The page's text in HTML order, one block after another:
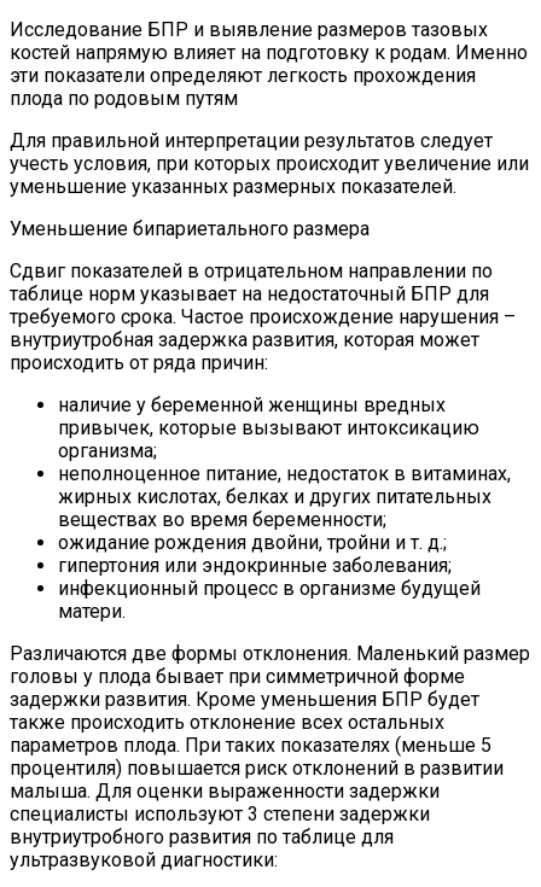
Исследование БПР и выявление размеров тазовых
костей напрямую влияет на подготовку к родам. Именно
эти показатели определяют легкость прохождения
плода по родовым путям
Для правильной интерпретации результатов следует
учесть условия, при которых происходит увеличение или
уменьшение указанных размерных показателей.
Уменьшение бипариетального размера
Сдвиг показателей в отрицательном направлении по
таблице норм указывает на недостаточный БПР для
требуемого срока. Частое происхождение нарушения –
внутриутробная задержка развития, которая может
происходить от ряда причин:
наличие у беременной женщины вредных
привычек, которые вызывают интоксикацию
организма;
неполноценное питание, недостаток в витаминах,
жирных кислотах, белках и других питательных
веществах во время беременности;
ожидание рождения двойни, тройни и т. д.;
гипертония или эндокринные заболевания;
инфекционный процесс в организме будущей
матери.
Различаются две формы отклонения. Маленький размер
головы у плода бывает при симметричной форме
задержки развития. Кроме уменьшения БПР будет
также происходить отклонение всех остальных
параметров плода. При таких показателях (меньше 5
процентиля) повышается риск отклонений в развитии
малыша. Для оценки выраженности задержки
специалисты используют 3 степени задержки
внутриутробного развития по таблице для
ультразвуковой диагностики: